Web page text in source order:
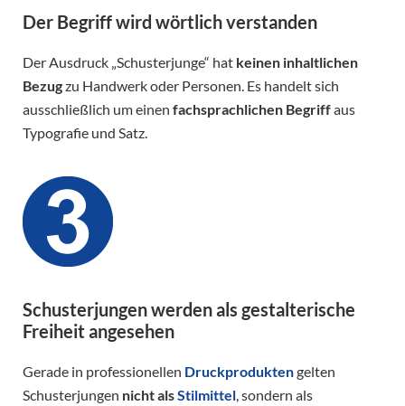
Der Begriff wird wörtlich verstanden
Der Ausdruck „Schusterjunge“ hat keinen inhaltlichen
Bezugzu Handwerk oder Personen. Es handelt sich
ausschließlich um einen fachsprachlichen Begriffaus
Typografie und Satz.
Schusterjungen werden als gestalterische
Freiheit angesehen
Gerade in professionellen Druckproduktengelten
Schusterjungen nicht alsStilmittel, sondern als